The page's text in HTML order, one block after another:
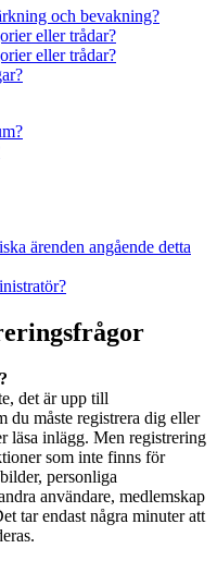
och bevakning?
eller trådar?
eller trådar?
ärenden angående detta
det är upp till
du måste registrera dig eller
läsa inlägg. Men registrering
som inte finns för
personliga
användare, medlemskap
tar endast några minuter att